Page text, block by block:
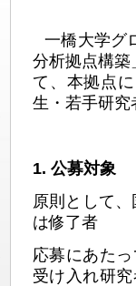
一橋大学グ
分析拠点構
て、本拠点
生・若手研究
1. 公募対象
原則として
は修了者
応募にあた
受け入れ研